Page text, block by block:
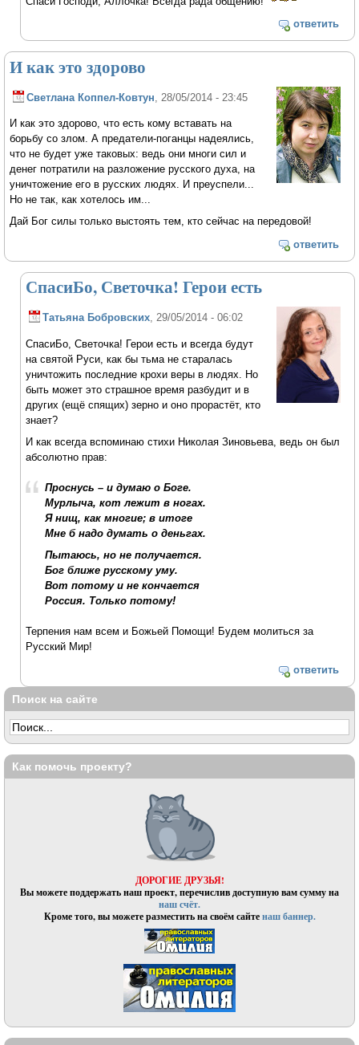
ответить
И как это здорово
Светлана Коппел-Ковтун , 28/05/2014 - 23:45
И как это здорово, что есть кому вставать на
борьбу со злом. А предатели-поганцы надеялись,
что не будет уже таковых: ведь они многи сил и
денег потратили на разложение русского духа, на
уничтожение его в русских людях. И преуспели...
Но не так, как хотелось им...
Дай Бог силы только выстоять тем, кто сейчас на передовой!
ответить
СпасиБо, Светочка! Герои есть
Татьяна Бобровских, 29/05/2014 - 06:02
СпасиБо, Светочка! Герои есть и всегда будут
на святой Руси, как бы тьма не старалась
уничтожить последние крохи веры в людях. Но
быть может это страшное время разбудит и в
других (ещё спящих) зерно и оно прорастёт, кто
знает?
И как всегда вспоминаю стихи Николая Зиновьева, ведь он был
абсолютно прав:
Проснусь – и думаю о Боге.
Мурлыча, кот лежит в ногах.
Я нищ, как многие; в итоге
Мне б надо думать о деньгах.
Пытаюсь, но не получается.
Бог ближе русскому уму.
Вот потому и не кончается
Россия. Только потому!
Терпения нам всем и Божьей Помощи! Будем молиться за
Русский Мир!
ответить
Поиск на сайте
Как помочь проекту?
ДОРОГИЕ ДРУЗЬЯ!
Вы можете поддержать наш проект, перечислив доступную вам сумму на
наш счёт.
Кроме того, вы можете разместить на своём сайтенаш баннер.